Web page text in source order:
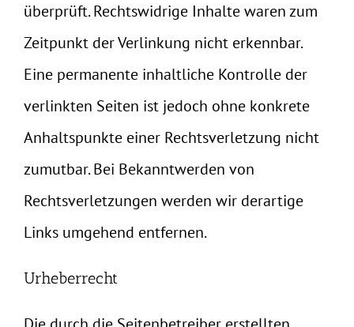
überprüft. Rechtswidrige Inhalte waren zum
Zeitpunkt der Verlinkung nicht erkennbar.
Eine permanente inhaltliche Kontrolle der
verlinkten Seiten ist jedoch ohne konkrete
Anhaltspunkte einer Rechtsverletzung nicht
zumutbar. Bei Bekanntwerden von
Rechtsverletzungen werden wir derartige
Links umgehend entfernen.
Urheberrecht